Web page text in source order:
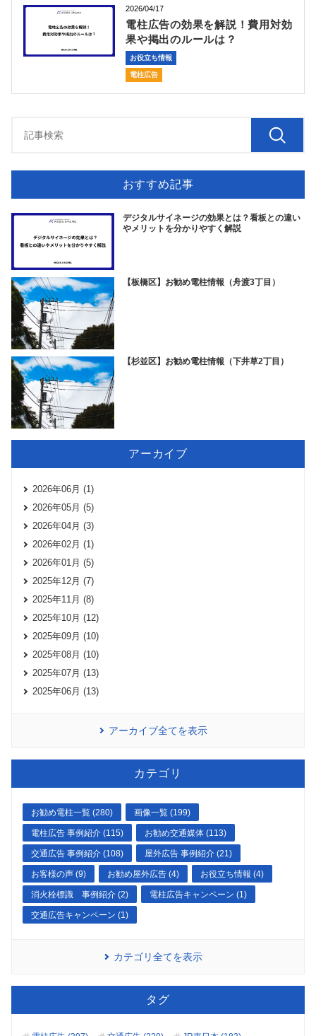
2026/04/17
電柱広告の効果を解説！費用対効
果や掲出のルールは？
お役立ち情報
電柱広告
おすすめ記事
デジタルサイネージの効果とは？看板との違い
やメリットを分かりやすく解説
【板橋区】お勧め電柱情報（舟渡3丁目）
【杉並区】お勧め電柱情報（下井草2丁目）
アーカイブ
2026年06月 (1)
2026年05月 (5)
2026年04月 (3)
2026年02月 (1)
2026年01月 (5)
2025年12月 (7)
2025年11月 (8)
2025年10月 (12)
2025年09月 (10)
2025年08月 (10)
2025年07月 (13)
2025年06月 (13)
アーカイブ全てを表示
カテゴリ
お勧め電柱一覧 (280) 画像一覧 (199)
電柱広告 事例紹介 (115) お勧め交通媒体 (113)
交通広告 事例紹介 (108) 屋外広告 事例紹介 (21)
お客様の声 (9) お勧め屋外広告 (4) お役立ち情報 (4)
消火栓標識 事例紹介 (2) 電柱広告キャンペーン (1)
交通広告キャンペーン (1)
カテゴリ全てを表示
タグ